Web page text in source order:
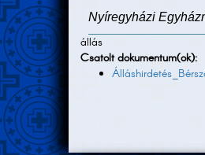
Nyíregyházi
állás
Csatolt dokumentum(ok):